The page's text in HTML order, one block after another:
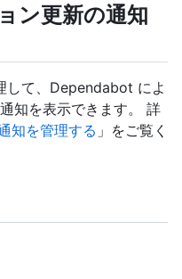
ン更新の通知
して、Dependabot によ
知を表示できます。 詳
知を管理する 」をご覧く